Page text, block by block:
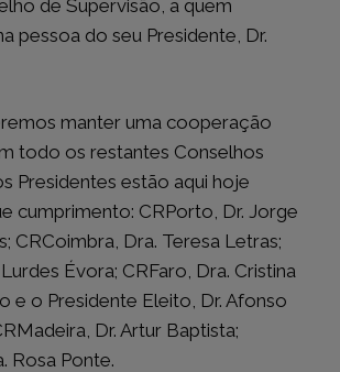
de Supervisão, a quem
pessoa do seu Presidente, Dr.
manter uma cooperação
todo os restantes Conselhos
Presidentes estão aqui hoje
cumprimento: CRPorto, Dr. Jorge
CRCoimbra, Dra. Teresa Letras;
Évora; CRFaro, Dra. Cristina
e o Presidente Eleito, Dr. Afonso
Dr. Artur Baptista;
Rosa Ponte.